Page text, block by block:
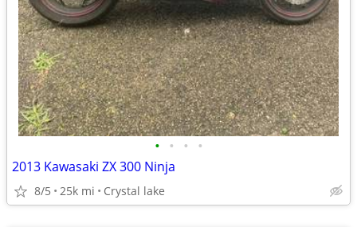
• • • •
2013 Kawasaki ZX 300 Ninja
8/5 25k mi Crystal lake